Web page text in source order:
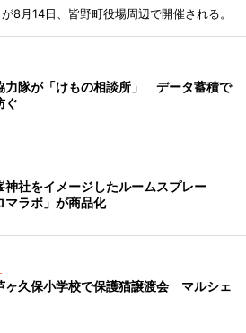
8月14日、皆野町役場周辺で開催される。
力隊が「けもの相談所」 データ蓄積で
ぐ
神社をイメージしたルームスプレー
マラボ」が商品化
ヶ久保小学校で保護猫譲渡会 マルシェ